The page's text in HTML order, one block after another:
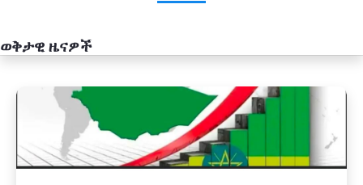
ወቅታዊ ዜናዎች
አዲስ